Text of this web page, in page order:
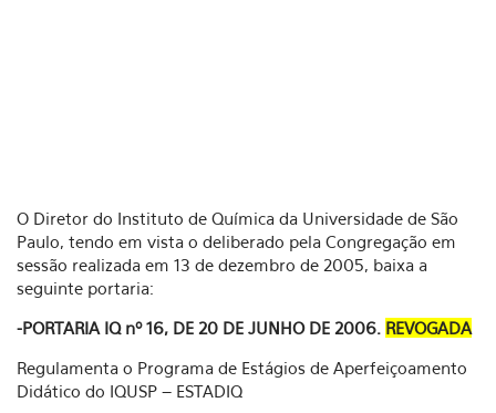
O Diretor do Instituto de Química da Universidade de São
Paulo, tendo em vista o deliberado pela Congregação em
sessão realizada em 13 de dezembro de 2005, baixa a
seguinte portaria:
-PORTARIA IQ nº 16, DE 20 DE JUNHO DE 2006. REVOGADA
Regulamenta o Programa de Estágios de Aperfeiçoamento
Didático do IQUSP – ESTADIQ